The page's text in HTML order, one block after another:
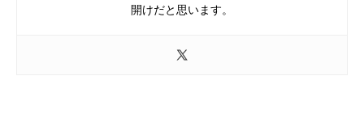
開けだと思います。